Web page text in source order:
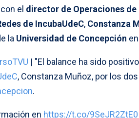
el director de Operaciones de
de IncubaUdeC, Constanza
la Universidad de Concepción
| "El balance ha sido
, Constanza Muñoz, por los
.
en https://t.co/9SeJR2ZtE0